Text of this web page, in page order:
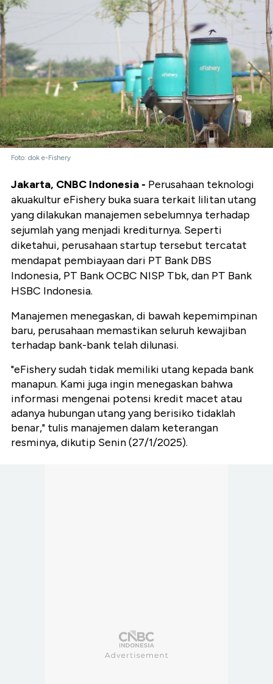
Foto: dok e-Fishery
Jakarta, CNBC Indonesia - Perusahaan teknologi
akuakultur eFishery buka suara terkait lilitan utang
yang dilakukan manajemen sebelumnya terhadap
sejumlah yang menjadi krediturnya. Seperti
diketahui, perusahaan startup tersebut tercatat
mendapat pembiayaan dari PT Bank DBS
Indonesia, PT Bank OCBC NISP Tbk, dan PT Bank
HSBC Indonesia.
Manajemen menegaskan, di bawah kepemimpinan
baru, perusahaan memastikan seluruh kewajiban
terhadap bank-bank telah dilunasi.
"eFishery sudah tidak memiliki utang kepada bank
manapun. Kami juga ingin menegaskan bahwa
informasi mengenai potensi kredit macet atau
adanya hubungan utang yang berisiko tidaklah
benar," tulis manajemen dalam keterangan
resminya, dikutip Senin (27/1/2025).